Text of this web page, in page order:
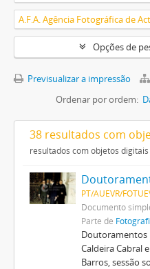
Opções de
Previsualizar a impressão
Ordenar por ordem:
38 resultados com
resultados com objetos digitais
PT/AUEVR/
Documento
Parte de
Doutoramentos
Caldeira Cabral
Barros, sessão